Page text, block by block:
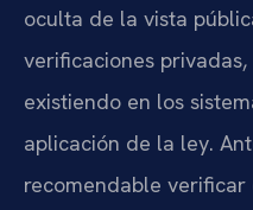
oculta de la vista
verificaciones
existiendo en los
aplicación de la ley.
recomendable